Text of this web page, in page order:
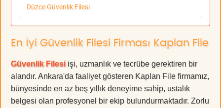
Düzce Güvenlik Filesi
En İyi Güvenlik Filesi Firması Kaplan File
Güvenlik Filesi işi, uzmanlık ve tecrübe gerektiren bir
alandır. Ankara'da faaliyet gösteren Kaplan File firmamız,
bünyesinde en az beş yıllık deneyime sahip, ustalık
belgesi olan profesyonel bir ekip bulundurmaktadır. Zorlu